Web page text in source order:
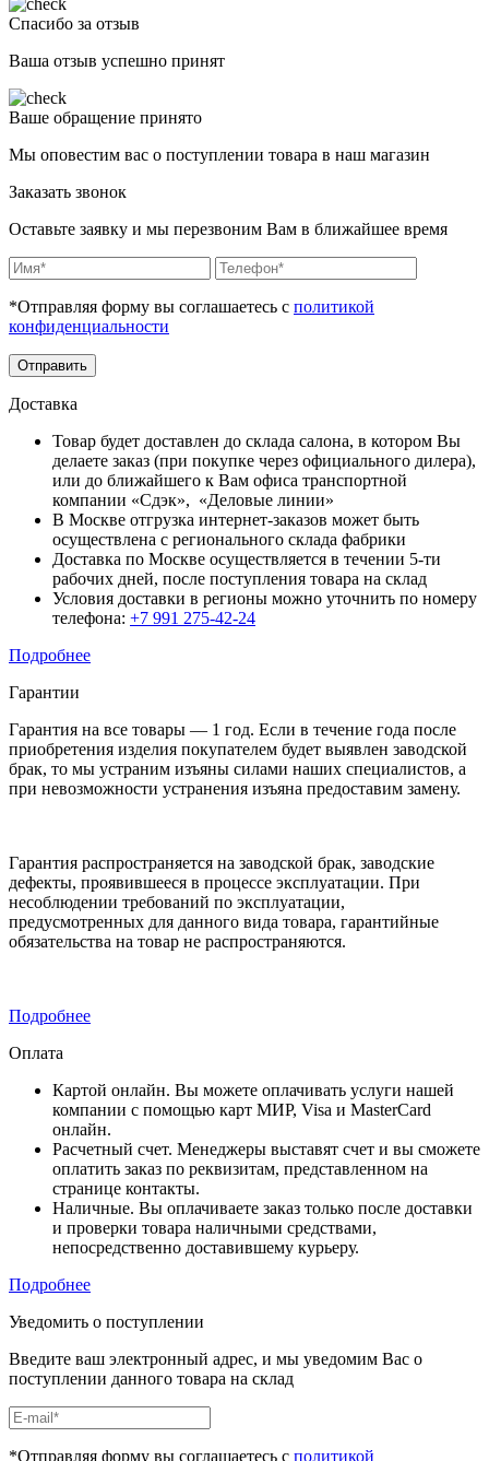
Спасибо за отзыв
Ваша отзыв успешно принят
Ваше обращение принято
Мы оповестим вас о поступлении товара в наш магазин
Заказать звонок
Оставьте заявку и мы перезвоним Вам в ближайшее время
*Отправляя форму вы соглашаетесь с политикой
конфиденциальности
Отправить
Доставка
Товар будет доставлен до склада салона, в котором Вы
делаете заказ (при покупке через официального дилера),
или до ближайшего к Вам офиса транспортной
компании «Сдэк», «Деловые линии»
В Москве отгрузка интернет-заказов может быть
осуществлена с регионального склада фабрики
Доставка по Москве осуществляется в течении 5-ти
рабочих дней, после поступления товара на склад
Условия доставки в регионы можно уточнить по номеру
телефона: +7 991 275-42-24
Подробнее
Гарантии
Гарантия на все товары — 1 год. Если в течение года после
приобретения изделия покупателем будет выявлен заводской
брак, то мы устраним изъяны силами наших специалистов, а
при невозможности устранения изъяна предоставим замену.
Гарантия распространяется на заводской брак, заводские
дефекты, проявившееся в процессе эксплуатации. При
несоблюдении требований по эксплуатации,
предусмотренных для данного вида товара, гарантийные
обязательства на товар не распространяются.
Подробнее
Оплата
Картой онлайн. Вы можете оплачивать услуги нашей
компании с помощью карт МИР, Visa и MasterCard
онлайн.
Расчетный счет. Менеджеры выставят счет и вы сможете
оплатить заказ по реквизитам, представленном на
странице контакты.
Наличные. Вы оплачиваете заказ только после доставки
и проверки товара наличными средствами,
непосредственно доставившему курьеру.
Подробнее
Уведомить о поступлении
Введите ваш электронный адрес, и мы уведомим Вас о
поступлении данного товара на склад
*Отправляя форму вы соглашаетесь с политикой